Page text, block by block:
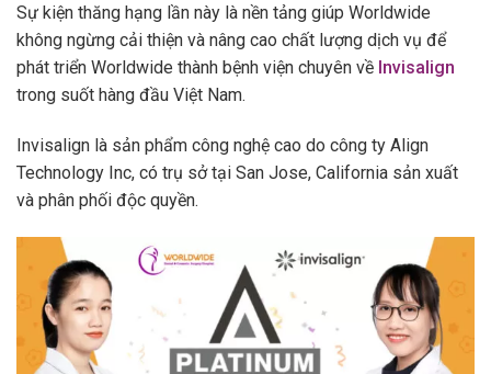
Sự kiện thăng hạng lần này là nền tảng giúp Worldwide
không ngừng cải thiện và nâng cao chất lượng dịch vụ để
phát triển Worldwide thành bệnh viện chuyên về Invisalign
trong suốt hàng đầu Việt Nam.
Invisalign là sản phẩm công nghệ cao do công ty Align
Technology Inc, có trụ sở tại San Jose, California sản xuất
và phân phối độc quyền.